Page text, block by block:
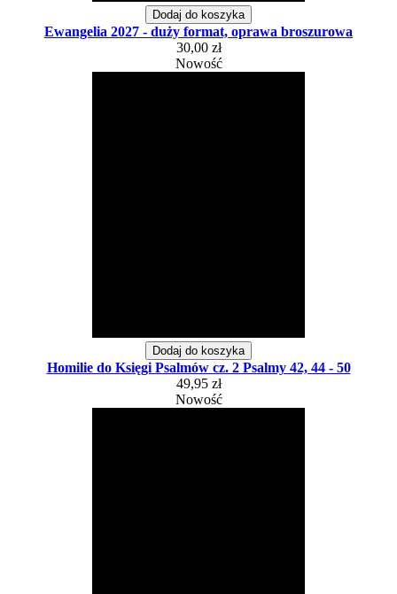
Dodaj do koszyka
Ewangelia 2027 - duży format, oprawa broszurowa
30,00 zł
Nowość
Dodaj do koszyka
Homilie do Księgi Psalmów cz. 2 Psalmy 42, 44 - 50
49,95 zł
Nowość